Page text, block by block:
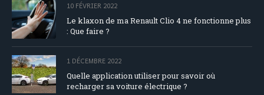
10 FÉVRIER 2022
Le klaxon de ma Renault Clio 4 ne fonctionne plus
: Que faire ?
1 DÉCEMBRE 2022
Quelle application utiliser pour savoir où
recharger sa voiture électrique ?